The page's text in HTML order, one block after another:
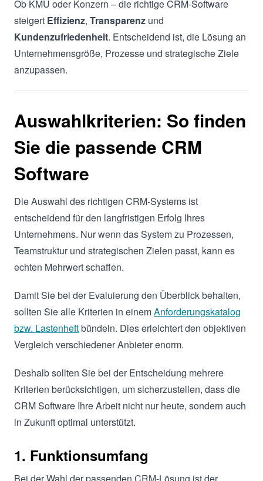
Ob KMU oder Konzern – die richtige CRM-Software
steigert Effizienz, Transparenz und
Kundenzufriedenheit. Entscheidend ist, die Lösung an
Unternehmensgröße, Prozesse und strategische Ziele
anzupassen.
Auswahlkriterien: So finden
Sie die passende CRM
Software
Die Auswahl des richtigen CRM-Systems ist
entscheidend für den langfristigen Erfolg Ihres
Unternehmens. Nur wenn das System zu Prozessen,
Teamstruktur und strategischen Zielen passt, kann es
echten Mehrwert schaffen.
Damit Sie bei der Evaluierung den Überblick behalten,
sollten Sie alle Kriterien in einemAnforderungskatalog
bzw. Lastenheftbündeln. Dies erleichtert den objektiven
Vergleich verschiedener Anbieter enorm.
Deshalb sollten Sie bei der Entscheidung mehrere
Kriterien berücksichtigen, um sicherzustellen, dass die
CRM Software Ihre Arbeit nicht nur heute, sondern auch
in Zukunft optimal unterstützt.
1. Funktionsumfang
Bei der Wahl der passenden CRM-Lösung ist der